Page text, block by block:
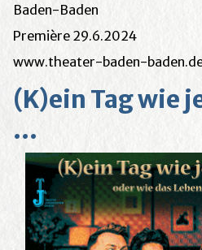
Baden-Baden
Première 29.6.2024
www.theater-baden-
(K)ein Tag wie
...